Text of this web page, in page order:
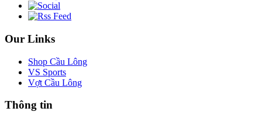
Our Links
Shop Cầu Lông
VS Sports
Vợt Cầu Lông
Thông tin